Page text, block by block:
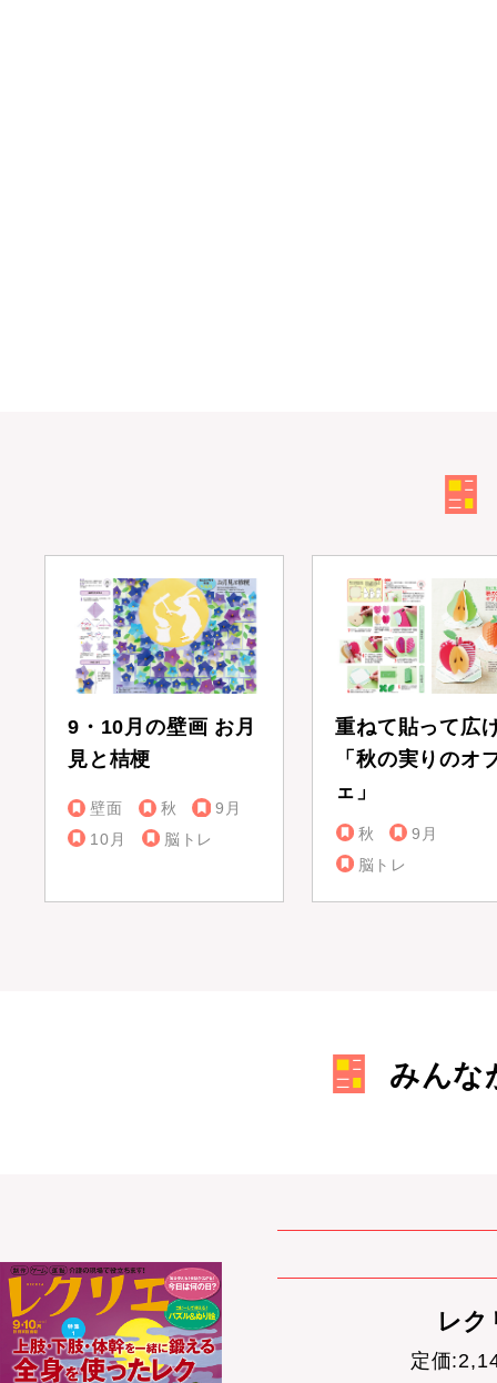
9・10月の壁画 お月
見と桔梗
壁面 秋
9月
10月
脳トレ
重ねて貼って広
「秋の実りのオ
ェ」
秋
9月
脳トレ
みんな
レ
定価